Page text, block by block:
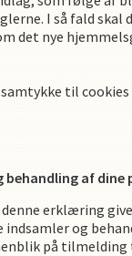
I så fald skal
det nye
til cookies
behandling af dine
denne erklæring
indsamler og
på